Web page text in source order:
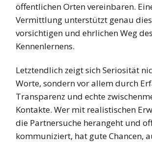
öffentlichen Orten vereinbaren.
Vermittlung unterstützt genau
vorsichtigen und ehrlichen Weg des
Kennenlernens.
Letztendlich zeigt sich Seriosität
Worte, sondern vor allem durch
Transparenz und echte
Kontakte. Wer mit realistischen
die Partnersuche herangeht und
kommuniziert, hat gute Chancen,